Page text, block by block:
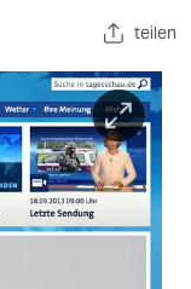
teilen